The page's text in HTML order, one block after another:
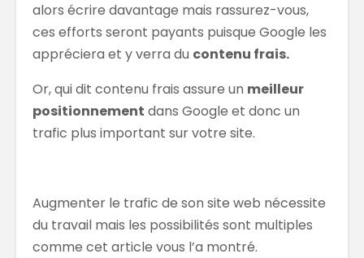
alors écrire davantage mais rassurez-vous,
ces efforts seront payants puisque Google les
appréciera et y verra du contenu frais.
Or, qui dit contenu frais assure un meilleur
positionnement dans Google et donc un
trafic plus important sur votre site.
Augmenter le trafic de son site web nécessite
du travail mais les possibilités sont multiples
comme cet article vous l’a montré.